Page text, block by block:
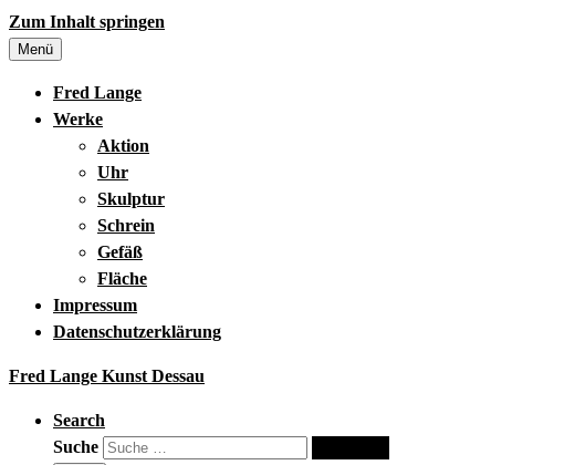
Zum Inhalt springen
Menü
Fred Lange
Werke
Aktion
Uhr
Skulptur
Schrein
Gefäß
Fläche
Impressum
Datenschutzerklärung
Fred Lange Kunst Dessau
Search
Suche